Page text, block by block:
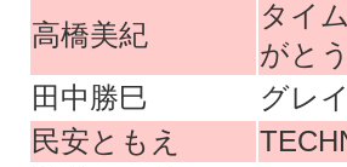
高橋美紀
タイ
がと
田中勝巳
グレ
民安ともえ